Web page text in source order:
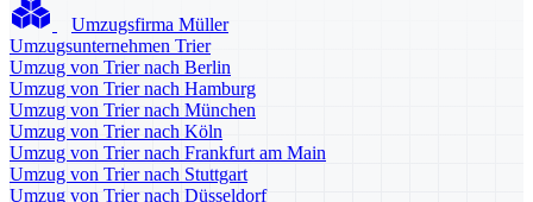
Umzugsfirma Müller
Umzugsunternehmen Trier
Umzug von Trier nach Berlin
Umzug von Trier nach Hamburg
Umzug von Trier nach München
Umzug von Trier nach Köln
Umzug von Trier nach Frankfurt am Main
Umzug von Trier nach Stuttgart
Umzug von Trier nach Düsseldorf